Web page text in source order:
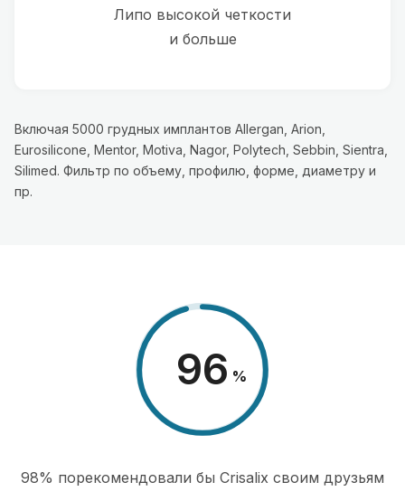
Липо высокой четкости
и больше
Включая 5000 грудных имплантов Allergan, Arion,
Eurosilicone, Mentor, Motiva, Nagor, Polytech, Sebbin, Sientra,
Silimed. Фильтр по объему, профилю, форме, диаметру и
пр.
98 %
98% порекомендовали бы Сrisalix cвоим друзьям